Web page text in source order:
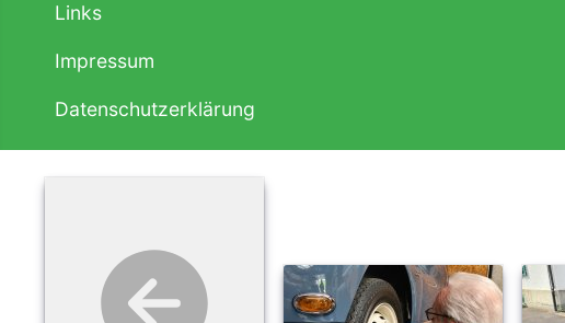
Links
Impressum
Datenschutzerklärung